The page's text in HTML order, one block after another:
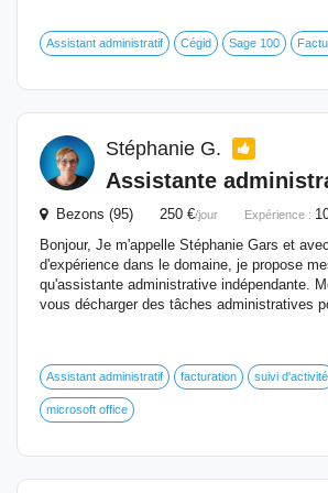
Assistant administratif Cégid Sage 100
Stéphanie G.
Assistante
Bezons (95) 250 €/jour Expérience :
Bonjour, Je m'appelle Stéphanie Gars et
d'expérience dans le domaine, je propose
qu'assistante administrative indépendante.
vous décharger des tâches administratives
Assistant administratif facturation suivi d'activité
microsoft office